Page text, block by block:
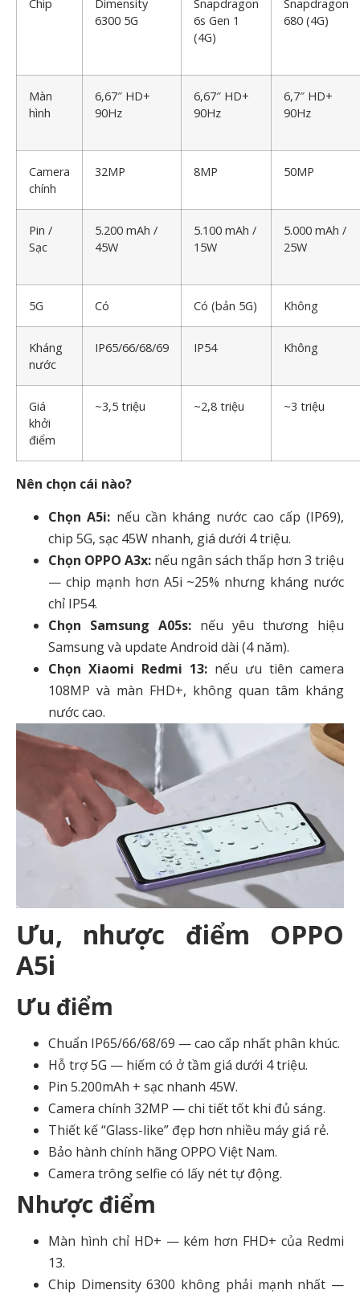
Chip
Dimensity
6300 5G
Snapdragon
6s Gen 1
(4G)
Snapdragon
680 (4G)
Màn
hình
6,67″ HD+
90Hz
6,67″ HD+
90Hz
6,7″ HD+
90Hz
Camera
chính
32MP 8MP 50MP
Pin /
Sạc
5.200 mAh /
45W
5.100 mAh /
15W
5.000 mAh /
25W
5G Có Có (bản 5G) Không
Kháng
nước
IP65/66/68/69 IP54 Không
Giá
khởi
điểm
~3,5 triệu ~2,8 triệu ~3 triệu
Nên chọn cái nào?
Chọn A5i: nếu cần kháng nước cao cấp (IP69),
chip 5G, sạc 45W nhanh, giá dưới 4 triệu.
Chọn OPPO A3x: nếu ngân sách thấp hơn 3 triệu
— chip mạnh hơn A5i ~25% nhưng kháng nước
chỉ IP54.
Chọn Samsung A05s: nếu yêu thương hiệu
Samsung và update Android dài (4 năm).
Chọn Xiaomi Redmi 13: nếu ưu tiên camera
108MP và màn FHD+, không quan tâm kháng
nước cao.
Ưu, nhược điểm OPPO
A5i
Ưu điểm
Chuẩn IP65/66/68/69 — cao cấp nhất phân khúc.
Hỗ trợ 5G — hiếm có ở tầm giá dưới 4 triệu.
Pin 5.200mAh + sạc nhanh 45W.
Camera chính 32MP — chi tiết tốt khi đủ sáng.
Thiết kế “Glass-like” đẹp hơn nhiều máy giá rẻ.
Bảo hành chính hãng OPPO Việt Nam.
Camera trông selfie có lấy nét tự động.
Nhược điểm
Màn hình chỉ HD+ — kém hơn FHD+ của Redmi
13.
Chip Dimensity 6300 không phải mạnh nhất —